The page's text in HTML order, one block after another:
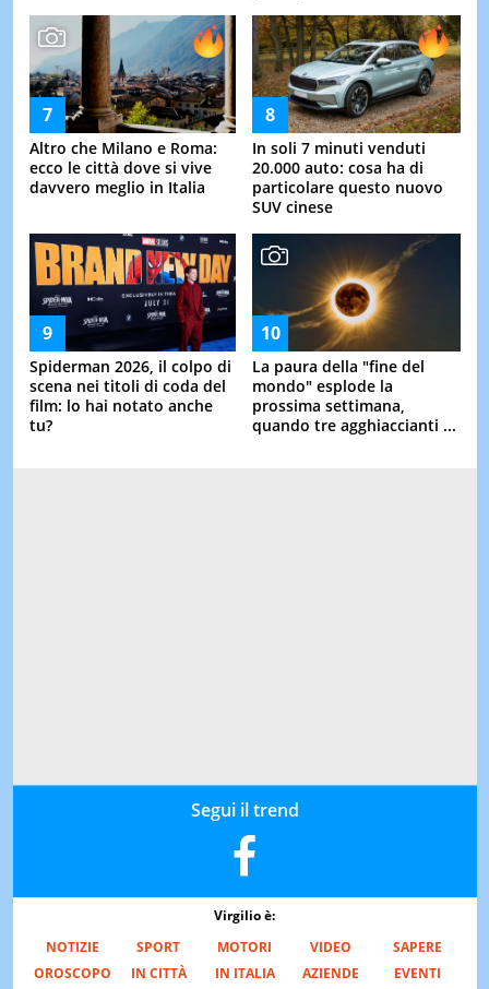
Altro che Milano e Roma:
ecco le città dove si vive
davvero meglio in Italia
In soli 7 minuti venduti
20.000 auto: cosa ha di
particolare questo nuovo
SUV cinese
Spiderman 2026, il colpo di
scena nei titoli di coda del
film: lo hai notato anche
tu?
La paura della "fine del
mondo" esplode la
prossima settimana,
quando tre agghiaccianti ...
Segui il trend
Virgilio è:
NOTIZIE
SPORT MOTORI VIDEO
SAPERE
OROSCOPO
IN CITTÀ IN ITALIA AZIENDE EVENTI